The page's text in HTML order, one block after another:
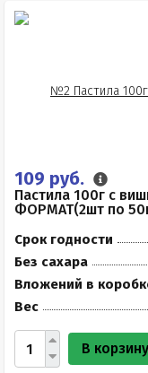
109 руб.
Пастила 100г с
ФОРМАТ(2шт по
Срок годности
Без сахара
Вложений в
Вес
В корзину